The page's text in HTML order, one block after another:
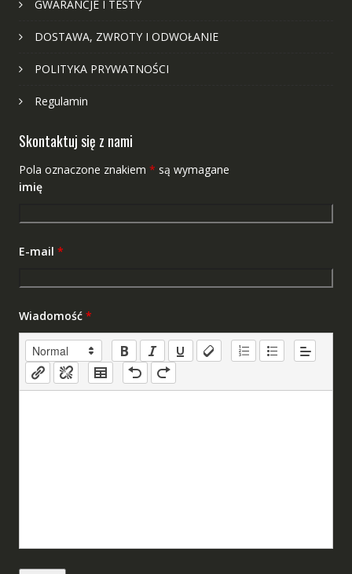
GWARANCJE I TESTY
DOSTAWA, ZWROTY I ODWOŁANIE
POLITYKA PRYWATNOŚCI
Regulamin
Skontaktuj się z nami
Pola oznaczone znakiem * są wymagane
imię
E-mail *
Wiadomość *